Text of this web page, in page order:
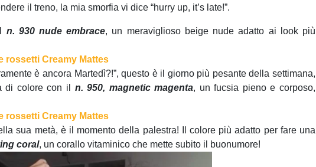
il treno, la mia smorfia vi dice “hurry up, it’s late!”.
n. 930 nude embrace, un meraviglioso beige nude adatto ai look più
è ancora Martedì?!”, questo è il giorno più pesante della settimana,
di colore con il n. 950, magnetic magenta, un fucsia pieno e corposo,
sua metà, è il momento della palestra! Il colore più adatto per fare una
coral, un corallo vitaminico che mette subito il buonumore!